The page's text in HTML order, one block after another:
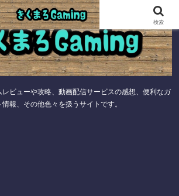
ビューや攻略、動画配信サービスの感想、便利なガ
情報、その他色々を扱うサイトです。
検索